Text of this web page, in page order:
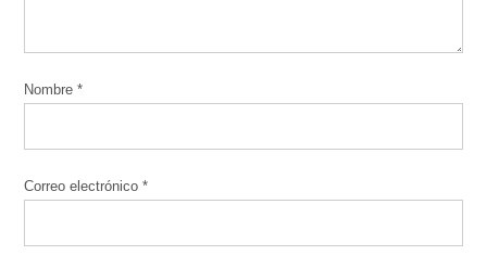
Nombre*
Correo electrónico*